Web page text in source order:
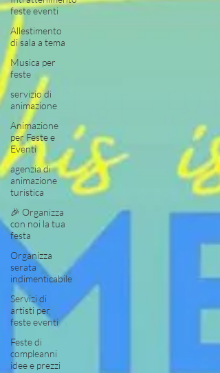
feste eventi
Allestimento
di sala a tema
Musica per
feste
servizio di
animazione
Animazione
per Feste e
Eventi
agenzia di
animazione
turistica
🎉 Organizza
con noi la tua
festa
Organizza
serata
indimenticabile
Servizi di
artisti per
feste eventi
Feste di
compleanni
idee e prezzi